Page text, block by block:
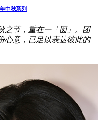
中秋系列
之节，重在一「圆」。团
心意，已足以表达彼此的